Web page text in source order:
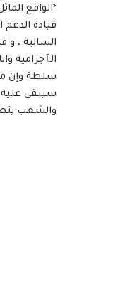
*الواقع
قيادة
السالبة ،
الٱجرامية
سلطة وإن
سيبقى عليه
والشعب